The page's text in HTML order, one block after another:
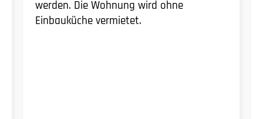
werden. Die Wohnung wird ohne
Einbauküche vermietet.